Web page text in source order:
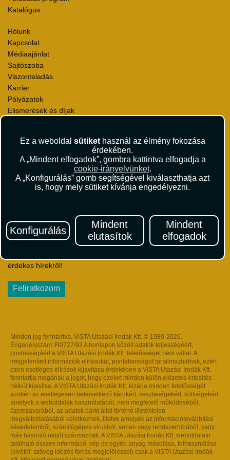
Ez a weboldal sütikethasznál az élmény fokozása
érdekében.
A „Mindent elfogadok”, gombra kattintva elfogadja a
cookie-irányelvünket.
A „Konfigurálás” gomb segítségével kiválaszthatja azt
is, hogy mely sütiket kívánja engedélyezni.
Konfigurálás
Mindent
elutasítok
Mindent
elfogadok
Katalógus
Rólunk
Kapcsolat
Médiaajánlat
Sajtószoba
Viszonteladás
Karrier
Pályázatok
Elismerések és díjak
Utazási Csomag Szerződési Feltételek
Útlemondás-biztosítás Szerződési Feltételek
Utasbiztosítás Szerződési Feltételek
Repülőjegy Szerződési Feltételek
Adatvédelem
Hírlevél
Iratkozzon fel Magyarország egyik legszínesebb utazási
érdekes hírekről!
Feliratkozom
Minden jog fenntartva. VISTA Utazási Irodák Kft. © 1989-2026.
Engedélyszám: R0727/93 A honlapon közölt adatok teljességéért,
pontosságáért a VISTA Utazási Irodák Kft. felelősséget nem vállal. A
megjelenített információk elírásokat, pontatlanságot tartalmazhatnak, ezért
ezen esetleges elírások kijavítása érdekében a VISTA Utazási Irodák Kft.
fenntartja magának a jogot, hogy ezeket minden külön előzetes értesítés
nélkül kijavítsa. A VISTA Utazási Irodák Kft. kizárja minden felelősségét
azokért az esetlegesen bekövetkező károkért, veszteségekért, költségekért,
amelyek a weboldalak használatából, nem megfelelő működéséből,
üzemzavarából, az adatok bárki által történő illetéktelen
megváltoztatásából keletkeznek, illetve amelyek az információtovábbítási
késedelemből, számítógépes vírusból, vonal- vagy rendszerhibából, vagy
más hasonló okból származnak. A VISTA Utazási Irodák Kft. weboldalain
található összes információ, kép és egyéb anyag másolása, felhasználása
(kivétel: szöveg idézés forrás megjelöléssel) csak a VISTA Utazási Irodák